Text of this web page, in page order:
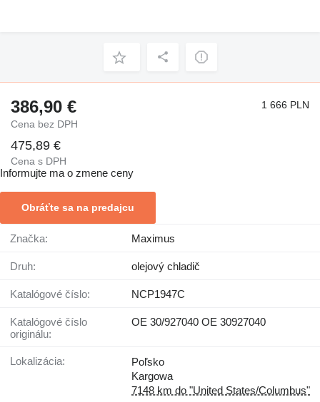
386,90 €
Cena bez DPH
1 666 PLN
475,89 €
Cena s DPH
Informujte ma o zmene ceny
Obráťte sa na predajcu
Značka: Maximus
Druh: olejový chladič
Katalógové číslo: NCP1947C
Katalógové číslo
originálu:
OE 30/927040 OE 30927040
Lokalizácia:
Poľsko
Kargowa
7148 km do "United States/Columbus"